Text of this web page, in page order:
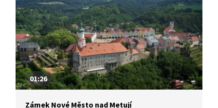
01:26
Zámek Nové Město nad Metují